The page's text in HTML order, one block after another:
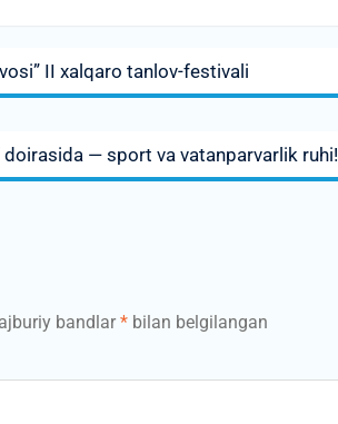
II xalqaro tanlov-festivali
doirasida — sport va vatanparvarlik ruhi!
bandlar* bilan belgilangan